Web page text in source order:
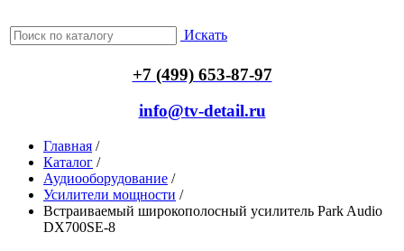
Искать
+7 (499) 653-87-97
info@tv-detail.ru
Главная /
Каталог /
Аудиооборудование /
Усилители мощности /
Встраиваемый широкополосный усилитель Park Audio
DX700SE-8